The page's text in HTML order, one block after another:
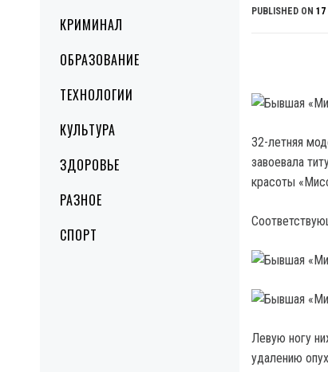
КРИМИНАЛ
ОБРАЗОВАНИЕ
ТЕХНОЛОГИИ
КУЛЬТУРА
ЗДОРОВЬЕ
РАЗНОЕ
СПОРТ
PUBLISHED ON
32-летняя
завоевала
красоты
Левую ногу
удалению